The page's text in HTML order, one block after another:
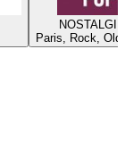
Paris, Rock,